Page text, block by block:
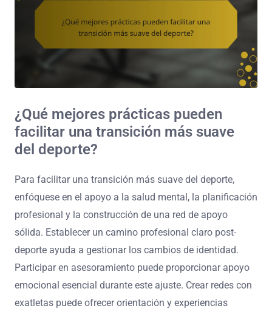
¿Qué mejores prácticas pueden
facilitar una transición más suave
del deporte?
Para facilitar una transición más suave del deporte,
enfóquese en el apoyo a la salud mental, la planificación
profesional y la construcción de una red de apoyo
sólida. Establecer un camino profesional claro post-
deporte ayuda a gestionar los cambios de identidad.
Participar en asesoramiento puede proporcionar apoyo
emocional esencial durante este ajuste. Crear redes con
exatletas puede ofrecer orientación y experiencias